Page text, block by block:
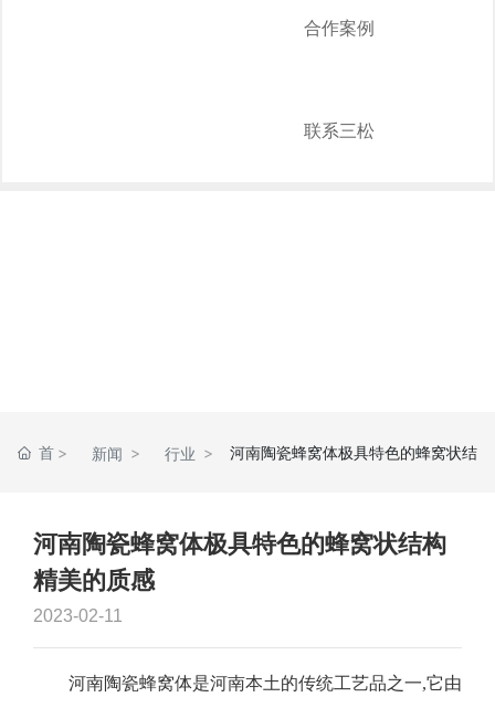
合作案例
联系三松
首
新闻
行业
河南陶瓷蜂窝体极具特色的蜂窝状结
河南陶瓷蜂窝体极具特色的蜂窝状结构
精美的质感
2023-02-11
河南陶瓷蜂窝体是河南本土的传统工艺品之一,它由